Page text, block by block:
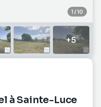
1 /10
+5
à Sainte-Luce